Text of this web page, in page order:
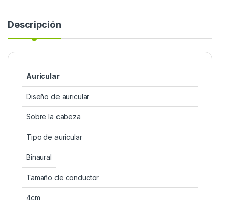
Descripción
Auricular
Diseño de auricular
Sobre la cabeza
Tipo de auricular
Binaural
Tamaño de conductor
4cm